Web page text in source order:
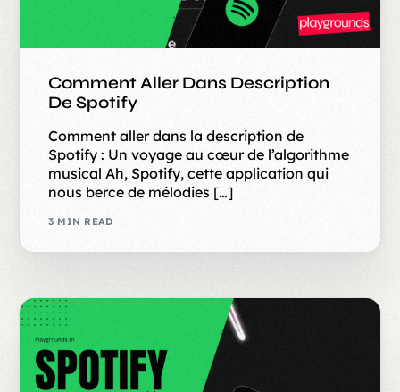
Comment Aller Dans Description
De Spotify
Comment aller dans la description de
Spotify : Un voyage au cœur de l’algorithme
musical Ah, Spotify, cette application qui
nous berce de mélodies […]
3 MIN READ